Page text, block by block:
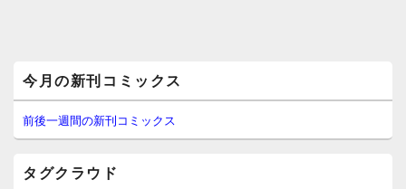
イ
ン
サ
イ
今月の新刊コミックス
前後一週間の新刊コミックス
タグクラウド